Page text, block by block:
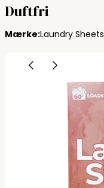
Duftfri
Mærke:Laundry Sheets